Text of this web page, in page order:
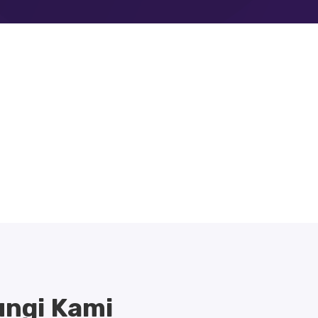
Kami